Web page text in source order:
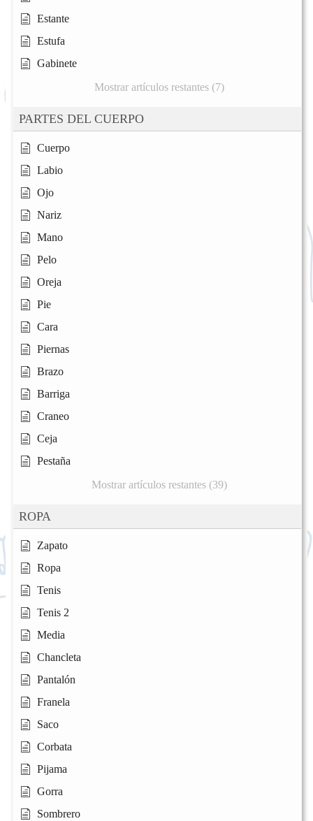
Estante
Estufa
Gabinete
Mostrar artículos restantes (7)
PARTES DEL CUERPO
Cuerpo
Labio
Ojo
Nariz
Mano
Pelo
Oreja
Pie
Cara
Piernas
Brazo
Barriga
Craneo
Ceja
Pestaña
Mostrar artículos restantes (39)
ROPA
Zapato
Ropa
Tenis
Tenis 2
Media
Chancleta
Pantalón
Franela
Saco
Corbata
Pijama
Gorra
Sombrero